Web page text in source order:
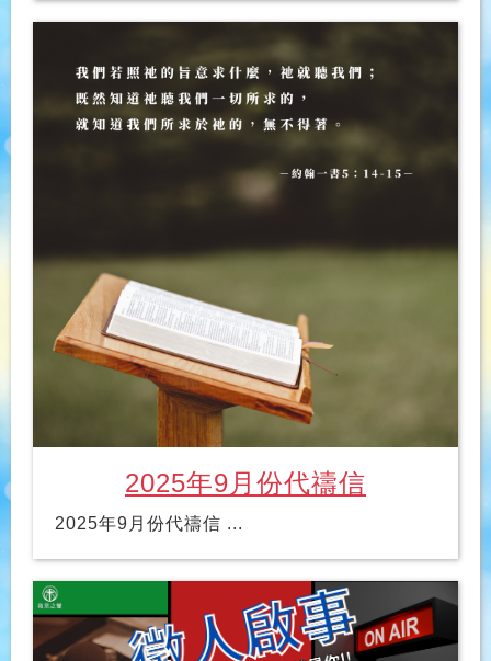
2025年9月份代禱信
2025年9月份代禱信 ...